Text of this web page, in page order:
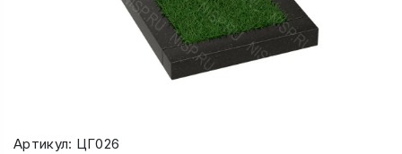
Артикул: ЦГ026